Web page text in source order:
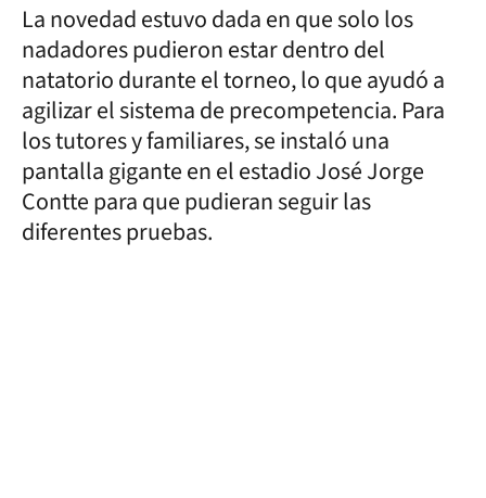
La novedad estuvo dada en que solo los
nadadores pudieron estar dentro del
natatorio durante el torneo, lo que ayudó a
agilizar el sistema de precompetencia. Para
los tutores y familiares, se instaló una
pantalla gigante en el estadio José Jorge
Contte para que pudieran seguir las
diferentes pruebas.